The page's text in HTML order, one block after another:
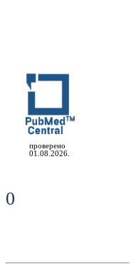
проверено
01.08.2026.
0